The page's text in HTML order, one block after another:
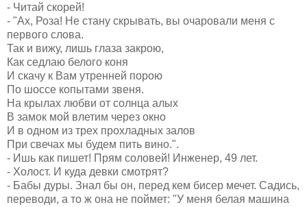
- Читай скорей!
- "Ах, Роза! Не стану скрывать, вы очаровали меня с
первого слова.
Так и вижу, лишь глаза закрою,
Как седлаю белого коня
И скачу к Вам утренней порою
По шоссе копытами звеня.
На крылах любви от солнца алых
В замок мой влетим через окно
И в одном из трех прохладных залов
При свечах мы будем пить вино.".
- Ишь как пишет! Прям соловей! Инженер, 49 лет.
- Холост. И куда девки смотрят?
- Бабы дуры. Знал бы он, перед кем бисер мечет. Садись,
переводи, а то ж она не поймет: "У меня белая машина